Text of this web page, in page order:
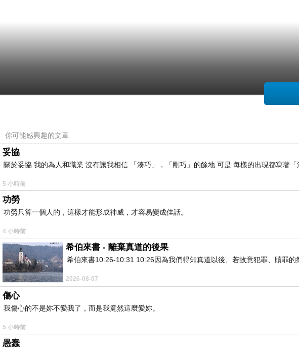
你可能感興趣的文章
妥協
關於妥協 我的為人和職業 沒有讓我相信 「湊巧」，「剛巧」的餘地 可是 每樣的出現都寫著
5 小時前
功勞
功勞只算一個人的，這樣才能形成神威，才容易變成佳話。
4 小時前
希伯來書 - 離棄真道的後果
希伯來書10:26-10:31 10:26因為我們得知真道以後、若故意犯罪、贖罪
2026-08-07
傷心
我傷心的不是妳不愛我了，而是我竟然這麼愛妳。
5 小時前
愚蠢